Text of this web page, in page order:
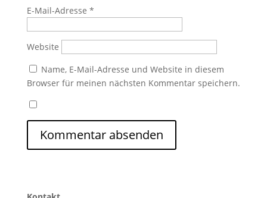
E-Mail-Adresse *
Website
Name, E-Mail-Adresse und Website in diesem
Browser für meinen nächsten Kommentar speichern.